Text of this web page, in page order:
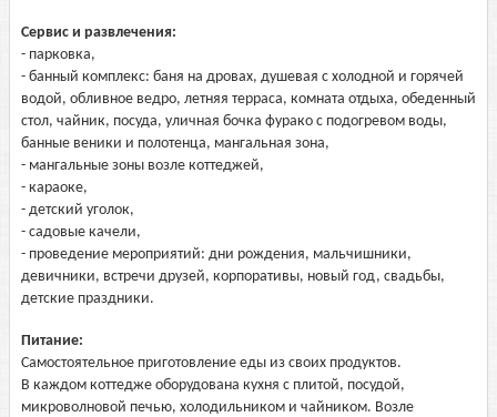
Сервис и развлечения:
- парковка,
- банный комплекс: баня на дровах, душевая с холодной и горячей
водой, обливное ведро, летняя терраса, комната отдыха, обеденный
стол, чайник, посуда, уличная бочка фурако с подогревом воды,
банные веники и полотенца, мангальная зона,
- мангальные зоны возле коттеджей,
- караоке,
- детский уголок,
- садовые качели,
- проведение мероприятий: дни рождения, мальчишники,
девичники, встречи друзей, корпоративы, новый год, свадьбы,
детские праздники.
Питание:
Самостоятельное приготовление еды из своих продуктов.
В каждом коттедже оборудована кухня с плитой, посудой,
микроволновой печью, холодильником и чайником. Возле